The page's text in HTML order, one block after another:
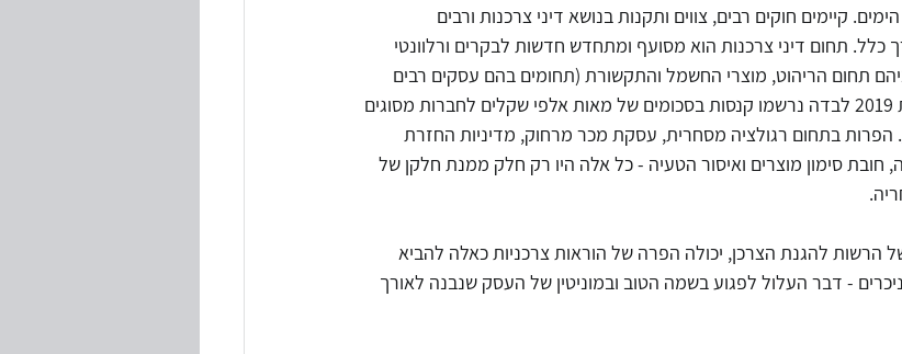
אלקטרוני עורך דין דיני צרכנות חוק הגנת הפרטיות
הגבלים עיסקיים עידכוני חוקים ותקנות
קיימים חוקים רבים, צווים ותקנות בנושא דיני צרכנות ורבים
כלל. תחום דיני צרכנות הוא מסועף ומתחדש חדשות לבקרים ורלוונטי
תחום הריהוט, מוצרי החשמל והתקשורת (תחומים בהם עסקים רבים
נוטים להפר את דיני הצרכנות). בשנת 2019 לבדה נרשמו קנסות בסכומים של מאות אלפי שקלים לחברות מסוגים
. הפרות בתחום רגולציה מסחרית, עסקת מכר מרחוק, מדיניות החזרת
חובת סימון מוצרים ואיסור הטעיה - כל אלה היו רק חלק ממנת חלקן של
הרשות להגנת הצרכן, יכולה הפרה של הוראות צרכניות כאלה להביא
- דבר העלול לפגוע בשמה הטוב ובמוניטין של העסק שנבנה לאורך